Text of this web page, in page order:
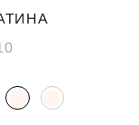
карта